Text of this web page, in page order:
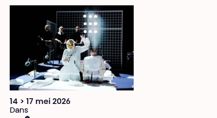
14 > 17 mei 2026
Dans